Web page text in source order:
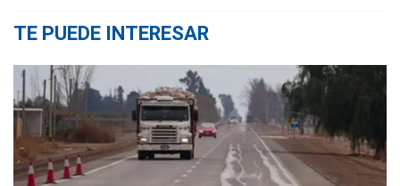
TE PUEDE INTERESAR